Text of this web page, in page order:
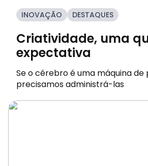
INOVAÇÃO DESTAQUES
Criatividade, uma
expectativa
Se o cérebro é uma máquina de
precisamos administrá-las